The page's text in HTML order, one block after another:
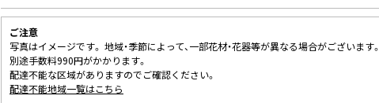
ご注意
写真はイメージです。 地域・季節によって、一部花材・花器等が異なる場合がございます。
別途手数料990円がかかります。
配達不能な区域がありますのでご確認ください。
配達不能地域一覧はこちら